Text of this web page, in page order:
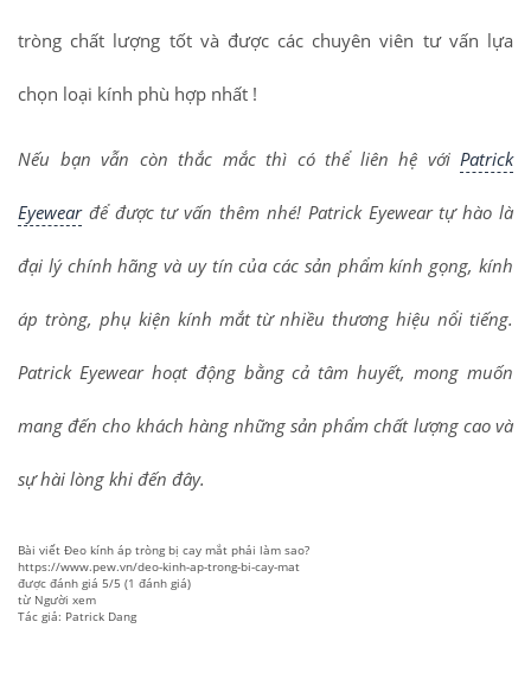
tròng chất lượng tốt và được các chuyên viên tư vấn lựa
chọn loại kính phù hợp nhất !
Nếu bạn vẫn còn thắc mắc thì có thể liên hệ với Patrick
Eyewearđể được tư vấn thêm nhé! Patrick Eyewear tự hào là
đại lý chính hãng và uy tín của các sản phẩm kính gọng, kính
áp tròng, phụ kiện kính mắt từ nhiều thương hiệu nổi tiếng.
Patrick Eyewear hoạt động bằng cả tâm huyết, mong muốn
mang đến cho khách hàng những sản phẩm chất lượng cao và
sự hài lòng khi đến đây.
Bài viết Đeo kính áp tròng bị cay mắt phải làm sao?
https://www.pew.vn/deo-kinh-ap-trong-bi-cay-mat
được đánh giá 5/5 (1 đánh giá)
từ Người xem
Tác giả: Patrick Dang